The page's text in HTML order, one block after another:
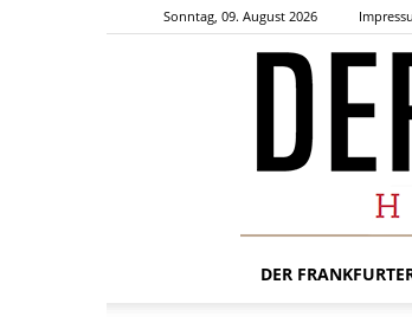
Sonntag, 09. August 2026
DER